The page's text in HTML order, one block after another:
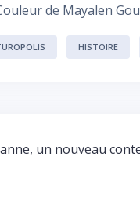
de Mayalen
HISTOIRE
un nouveau